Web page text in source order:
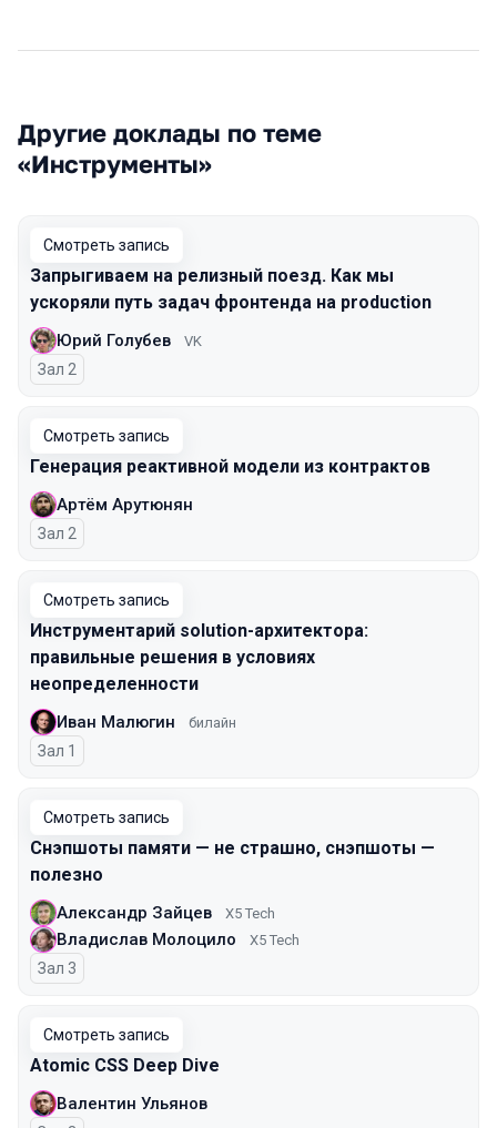
Другие доклады по теме
«Инструменты»
Смотреть запись
Запрыгиваем на релизный поезд. Как мы
ускоряли путь задач фронтенда на production
Юрий Голубев VK
Зал 2
Смотреть запись
Генерация реактивной модели из контрактов
Артём Арутюнян
Зал 2
Смотреть запись
Инструментарий solution-архитектора:
правильные решения в условиях
неопределенности
Иван Малюгин билайн
Зал 1
Смотреть запись
Снэпшоты памяти — не страшно, снэпшоты —
полезно
Александр Зайцев X5 Tech
Владислав Молоцило X5 Tech
Зал 3
Смотреть запись
Atomic CSS Deep Dive
Валентин Ульянов